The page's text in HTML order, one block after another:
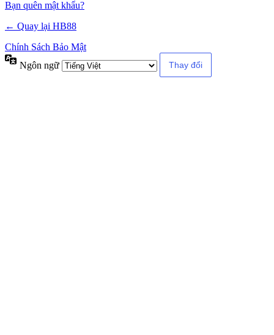
Bạn quên mật khẩu?
← Quay lại HB88
Chính Sách Bảo Mật
Ngôn ngữ